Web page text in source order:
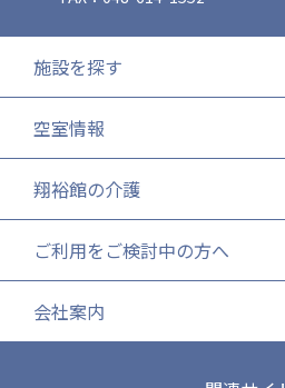
施設を探す
空室情報
翔裕館の介護
ご利用をご検討中の方へ
会社案内